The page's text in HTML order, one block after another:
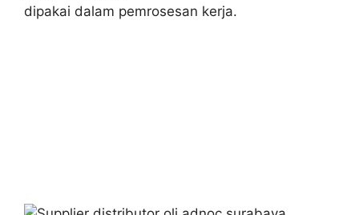
dipakai dalam pemrosesan kerja.